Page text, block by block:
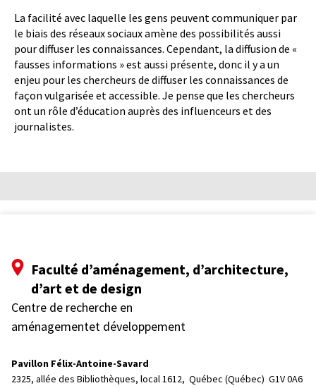
La facilité avec laquelle les gens peuvent communiquer par
le biais des réseaux sociaux amène des possibilités aussi
pour diffuser les connaissances. Cependant, la diffusion de «
fausses informations » est aussi présente, donc il y a un
enjeu pour les chercheurs de diffuser les connaissances de
façon vulgarisée et accessible. Je pense que les chercheurs
ont un rôle d’éducation auprès des influenceurs et des
journalistes.
Faculté d’aménagement, d’architecture,
d’art et de design
Centre de recherche en
aménagementet développement
Pavillon Félix-Antoine-Savard
2325, allée des Bibliothèques, local 1612, Québec (Québec)  G1V 0A6